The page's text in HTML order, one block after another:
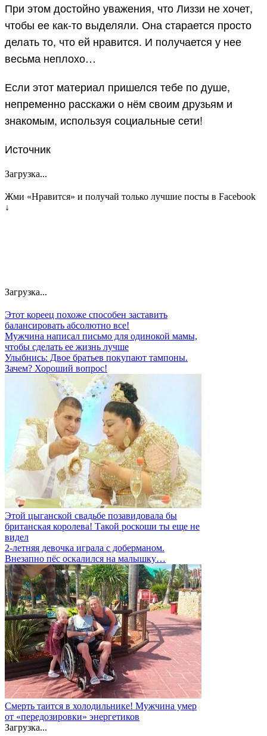
При этом достойно уважения, что Лиззи не хочет,
чтобы ее как-то выделяли. Она старается просто
делать то, что ей нравится. И получается у нее
весьма неплохо…
Если этот материал пришелся тебе по душе,
непременно расскажи о нём своим друзьям и
знакомым, используя социальные сети!
Источник
Загрузка...
Жми «Нравится» и получай только лучшие посты в Facebook
↓
Загрузка...
Этот кореец похоже способен заставить
балансировать абсолютно все!
Мужчина написал письмо для одинокой мамы,
чтобы сделать ее жизнь лучше
Улыбнись: Двое братьев покупают тампоны.
Зачем? Хороший вопрос!
Этой цыганской свадьбе позавидовала бы
британская королева! Такой роскоши ты еще не
видел
2-летняя девочка играла с доберманом.
Внезапно пёс оскалился на малышку…
Смерть таится в холодильнике! Мужчина умер
от «передозировки» энергетиков
Загрузка...